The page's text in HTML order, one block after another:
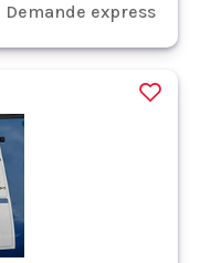
Demande express